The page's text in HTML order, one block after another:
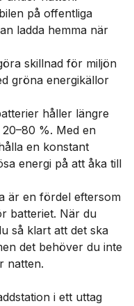
på offentliga
ladda hemma när
skillnad för miljön
gröna energikällor
håller längre
%. Med en
en konstant
energi på att åka till
är en fördel eftersom
batteriet. När du
så klart att det ska
det behöver du inte
natten.
i ett uttag